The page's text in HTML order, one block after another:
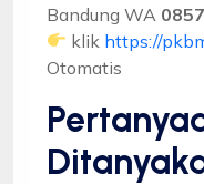
Bandung WA
klik https://
Otomatis